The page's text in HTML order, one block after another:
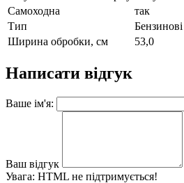
Самоходна
так
Тип
Бензинові
Ширина обробки, см
53,0
Написати відгук
Ваше ім'я:
Ваш відгук
Увага: HTML не підтримується!